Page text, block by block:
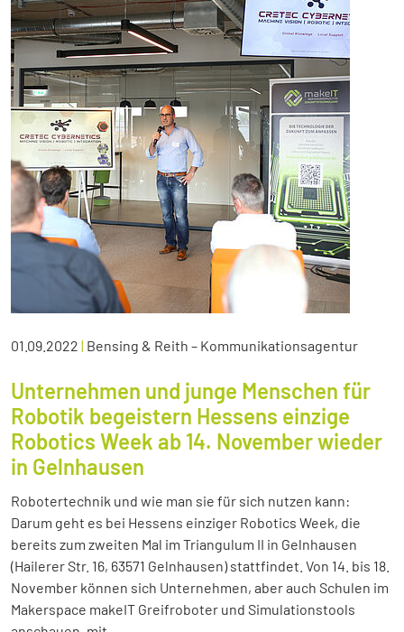
01.09.2022 | Bensing & Reith – Kommunikationsagentur
Unternehmen und junge Menschen für
Robotik begeistern Hessens einzige
Robotics Week ab 14. November wieder
in Gelnhausen
Robotertechnik und wie man sie für sich nutzen kann:
Darum geht es bei Hessens einziger Robotics Week, die
bereits zum zweiten Mal im Triangulum II in Gelnhausen
(Hailerer Str. 16, 63571 Gelnhausen) stattfindet. Von 14. bis 18.
November können sich Unternehmen, aber auch Schulen im
Makerspace makeIT Greifroboter und Simulationstools